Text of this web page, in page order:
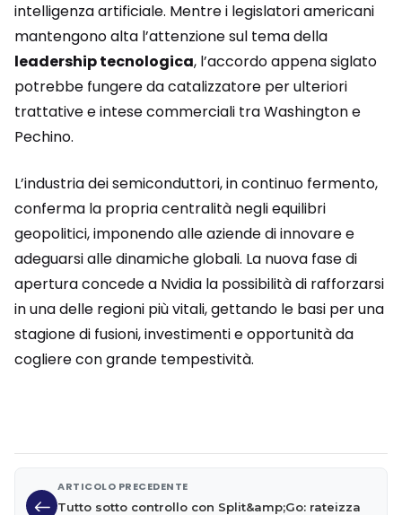
intelligenza artificiale. Mentre i legislatori americani
mantengono alta l’attenzione sul tema della
leadership tecnologica, l’accordo appena siglato
potrebbe fungere da catalizzatore per ulteriori
trattative e intese commerciali tra Washington e
Pechino.
L’industria dei semiconduttori, in continuo fermento,
conferma la propria centralità negli equilibri
geopolitici, imponendo alle aziende di innovare e
adeguarsi alle dinamiche globali. La nuova fase di
apertura concede a Nvidia la possibilità di rafforzarsi
in una delle regioni più vitali, gettando le basi per una
stagione di fusioni, investimenti e opportunità da
cogliere con grande tempestività.
ARTICOLO PRECEDENTE
Tutto sotto controllo con Split&amp;Go: rateizza